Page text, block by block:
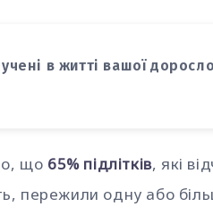
в житті вашої
що 65% підлітків, які
пережили одну або